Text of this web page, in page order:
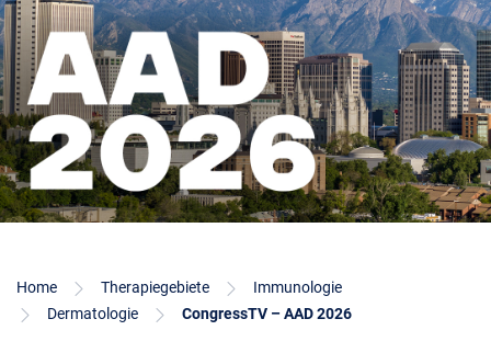
Home Therapiegebiete
Immunologie
Dermatologie
CongressTV – AAD 2026